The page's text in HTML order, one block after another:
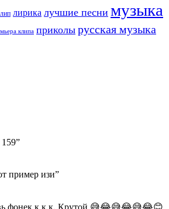
лирика лучшие песни музыка
клипа приколы русская музыка
”
пример изи”